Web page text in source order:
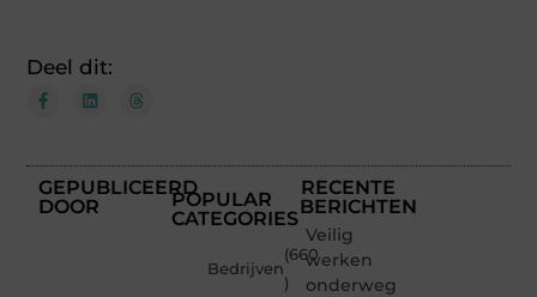
Deel dit:
GEPUBLICEERD
DOOR
POPULAR
CATEGORIES
Bedrijven
(660
)
RECENTE
BERICHTEN
Veilig
werken
onderweg: